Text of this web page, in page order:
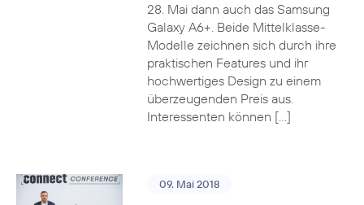
28. Mai dann auch das Samsung
Galaxy A6+. Beide Mittelklasse-
Modelle zeichnen sich durch ihre
praktischen Features und ihr
hochwertiges Design zu einem
überzeugenden Preis aus.
Interessenten können […]
09. Mai 2018